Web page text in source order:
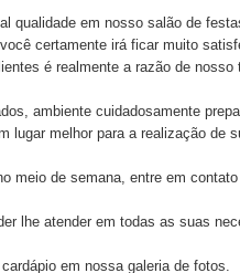
qualidade em nosso salão de
certamente irá ficar muito
é realmente a razão de nosso
ambiente cuidadosamente
lugar melhor para a realização de
meio de semana, entre em
lhe atender em todas as suas
em nossa galeria de fotos.